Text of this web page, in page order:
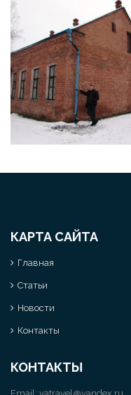
КАРТА САЙТА
Главная
Статьи
Новости
Контакты
КОНТАКТЫ